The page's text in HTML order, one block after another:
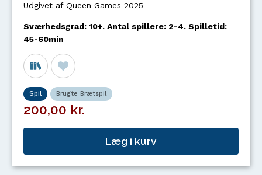
Udgivet af Queen Games 2025
Sværhedsgrad: 10+. Antal spillere: 2-4. Spilletid:
45-60min
Spil Brugte Brætspil
200,00 kr.
Læg i kurv